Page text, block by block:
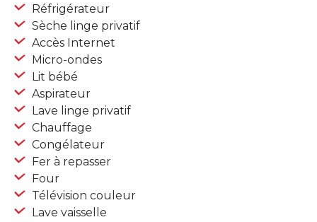
Réfrigérateur
Sèche linge privatif
Accès Internet
Micro-ondes
Lit bébé
Aspirateur
Lave linge privatif
Chauffage
Congélateur
Fer à repasser
Four
Télévision couleur
Lave vaisselle